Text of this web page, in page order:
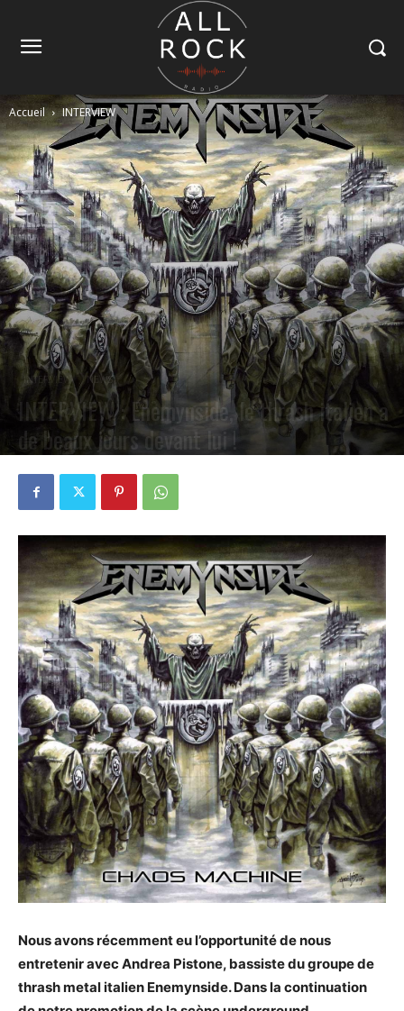
Accueil INTERVIEW
INTERVIEW NEWS
INTERVIEW : Enemynside, le thrash italien a
de beaux jours devant lui !
Nous avons récemment eu l’opportunité de nous
entretenir avec Andrea Pistone, bassiste du groupe de
thrash metal italien Enemynside. Dans la continuation